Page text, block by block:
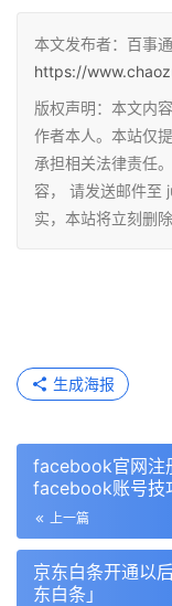
本文发布者：百事
https://
版权声明：本文内
作者本人。本站仅
承担相关法律责任
容， 请发送邮件
实，本站将立刻删除
生成海报
facebook官网注
facebook账号技
上一篇
京东白条开通以
东白条」